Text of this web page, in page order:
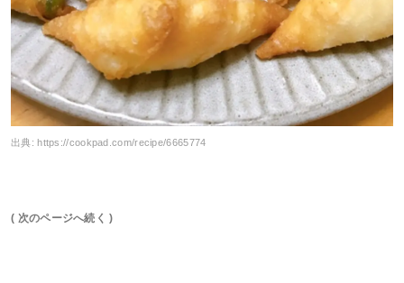
出典: https://cookpad.com/recipe/6665774
( 次のページへ続く )